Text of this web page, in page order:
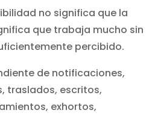
no significa que la
que trabaja mucho sin
percibido.
de notificaciones,
traslados, escritos,
exhortos,